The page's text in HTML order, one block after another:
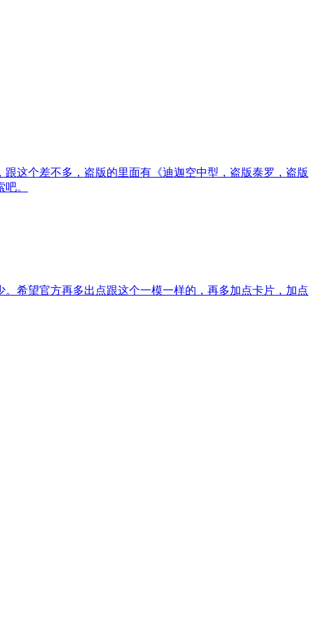
这个差不多，盗版的里面有《迪迦空中型，盗版泰罗，盗版
。
希望官方再多出点跟这个一模一样的，再多加点卡片，加点